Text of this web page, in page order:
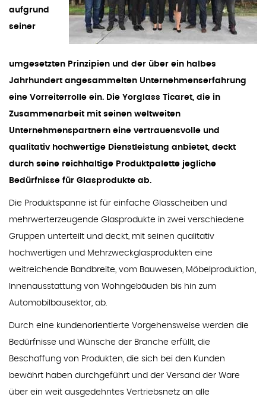
aufgrund
seiner
umgesetzten Prinzipien und der über ein halbes
Jahrhundert angesammelten Unternehmenserfahrung
eine Vorreiterrolle ein. Die Yorglass Ticaret, die in
Zusammenarbeit mit seinen weltweiten
Unternehmenspartnern eine vertrauensvolle und
qualitativ hochwertige Dienstleistung anbietet, deckt
durch seine reichhaltige Produktpalette jegliche
Bedürfnisse für Glasprodukte ab.
Die Produktspanne ist für einfache Glasscheiben und
mehrwerterzeugende Glasprodukte in zwei verschiedene
Gruppen unterteilt und deckt, mit seinen qualitativ
hochwertigen und Mehrzweckglasprodukten eine
weitreichende Bandbreite, vom Bauwesen, Möbelproduktion,
Innenausstattung von Wohngebäuden bis hin zum
Automobilbausektor, ab.
Durch eine kundenorientierte Vorgehensweise werden die
Bedürfnisse und Wünsche der Branche erfüllt, die
Beschaffung von Produkten, die sich bei den Kunden
bewährt haben durchgeführt und der Versand der Ware
über ein weit ausgedehntes Vertriebsnetz an alle